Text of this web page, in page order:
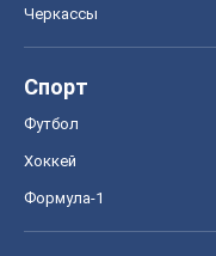
Черкассы
Спорт
Футбол
Хоккей
Формула-1